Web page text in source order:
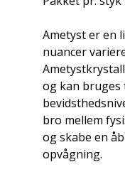
Ametyst er en
nuancer
og kan bruges
bro mellem
og skabe en
opvågning.